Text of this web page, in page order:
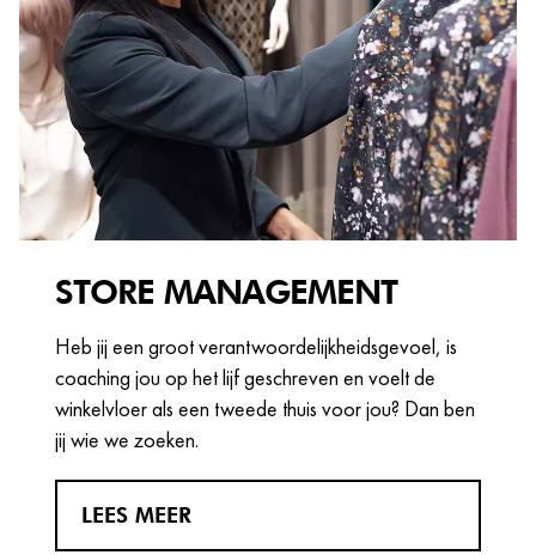
STORE MANAGEMENT
Heb jij een groot verantwoordelijkheidsgevoel, is
coaching jou op het lijf geschreven en voelt de
winkelvloer als een tweede thuis voor jou? Dan ben
jij wie we zoeken.
LEES MEER